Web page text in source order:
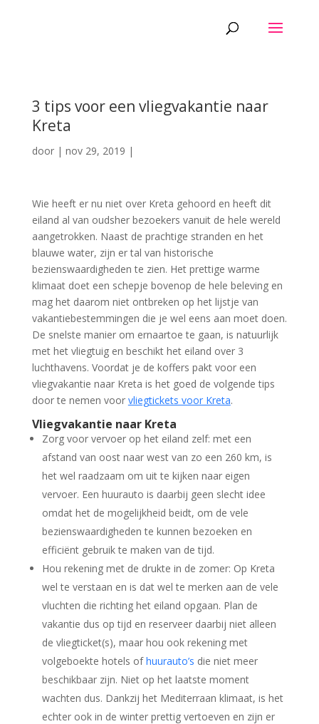
3 tips voor een vliegvakantie naar
Kreta
door | nov 29, 2019 |
Wie heeft er nu niet over Kreta gehoord en heeft dit
eiland al van oudsher bezoekers vanuit de hele wereld
aangetrokken. Naast de prachtige stranden en het
blauwe water, zijn er tal van historische
bezienswaardigheden te zien. Het prettige warme
klimaat doet een schepje bovenop de hele beleving en
mag het daarom niet ontbreken op het lijstje van
vakantiebestemmingen die je wel eens aan moet doen.
De snelste manier om ernaartoe te gaan, is natuurlijk
met het vliegtuig en beschikt het eiland over 3
luchthavens. Voordat je de koffers pakt voor een
vliegvakantie naar Kreta is het goed de volgende tips
door te nemen voor vliegtickets voor Kreta.
Vliegvakantie naar Kreta
Zorg voor vervoer op het eiland zelf: met een
afstand van oost naar west van zo een 260 km, is
het wel raadzaam om uit te kijken naar eigen
vervoer. Een huurauto is daarbij geen slecht idee
omdat het de mogelijkheid beidt, om de vele
bezienswaardigheden te kunnen bezoeken en
efficiënt gebruik te maken van de tijd.
Hou rekening met de drukte in de zomer: Op Kreta
wel te verstaan en is dat wel te merken aan de vele
vluchten die richting het eiland opgaan. Plan de
vakantie dus op tijd en reserveer daarbij niet alleen
de vliegticket(s), maar hou ook rekening met
volgeboekte hotels ofhuurauto’s die niet meer
beschikbaar zijn. Niet op het laatste moment
wachten dus. Dankzij het Mediterraan klimaat, is het
echter ook in de winter prettig vertoeven en zijn er